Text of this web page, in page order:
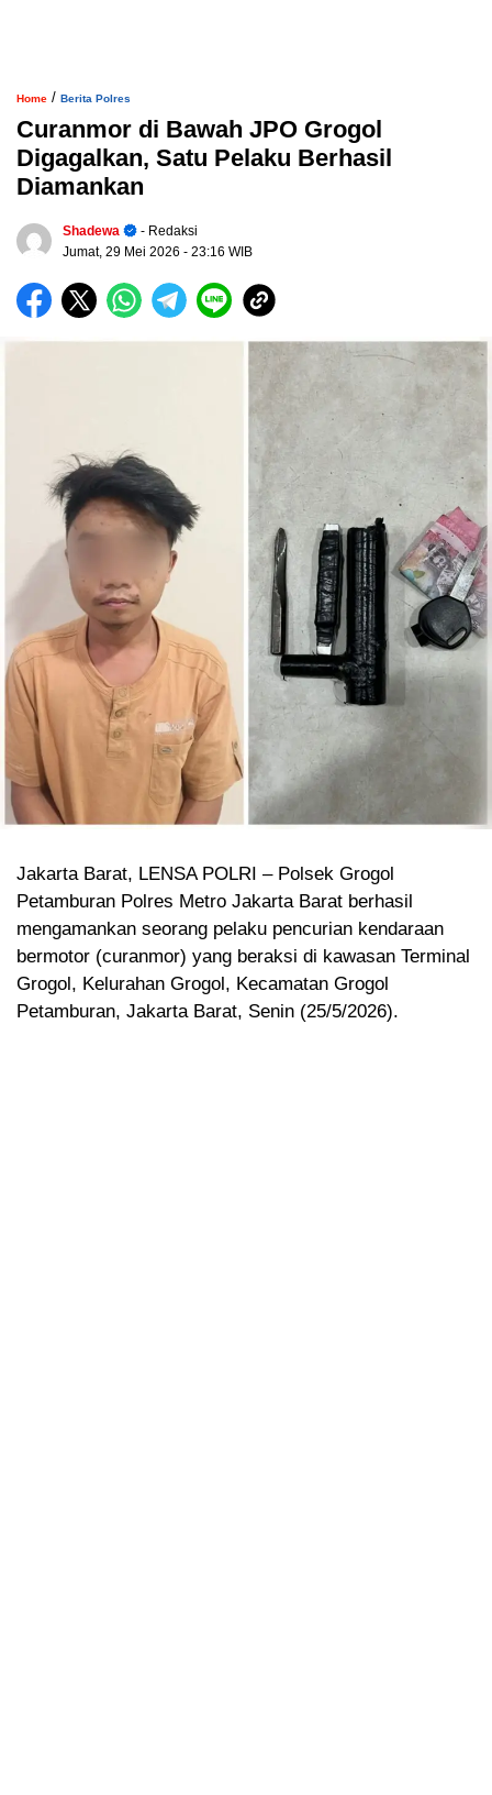
Home / Berita Polres
Curanmor di Bawah JPO Grogol
Digagalkan, Satu Pelaku Berhasil
Diamankan
Shadewa
- Redaksi
Jumat, 29 Mei 2026 - 23:16 WIB
Jakarta Barat, LENSA POLRI – Polsek Grogol
Petamburan Polres Metro Jakarta Barat berhasil
mengamankan seorang pelaku pencurian kendaraan
bermotor (curanmor) yang beraksi di kawasan Terminal
Grogol, Kelurahan Grogol, Kecamatan Grogol
Petamburan, Jakarta Barat, Senin (25/5/2026).